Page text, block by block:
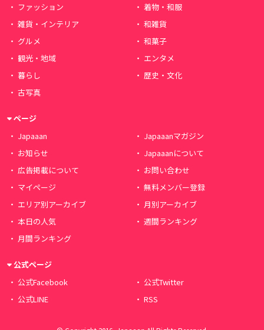
ファッション
着物・和服
雑貨・インテリア
和雑貨
グルメ
和菓子
観光・地域
エンタメ
暮らし
歴史・文化
古写真
ページ
Japaaan
Japaaanマガジン
お知らせ
Japaaanについて
広告掲載について
お問い合わせ
マイページ
無料メンバー登録
エリア別アーカイブ
月別アーカイブ
本日の人気
週間ランキング
月間ランキング
公式ページ
公式Facebook
公式Twitter
公式LINE
RSS